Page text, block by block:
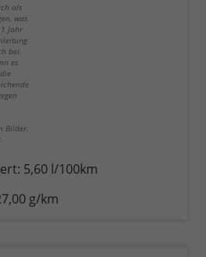
als
was
Jahr
bei.
es
Bilder.
5,60 l/100km
g/km